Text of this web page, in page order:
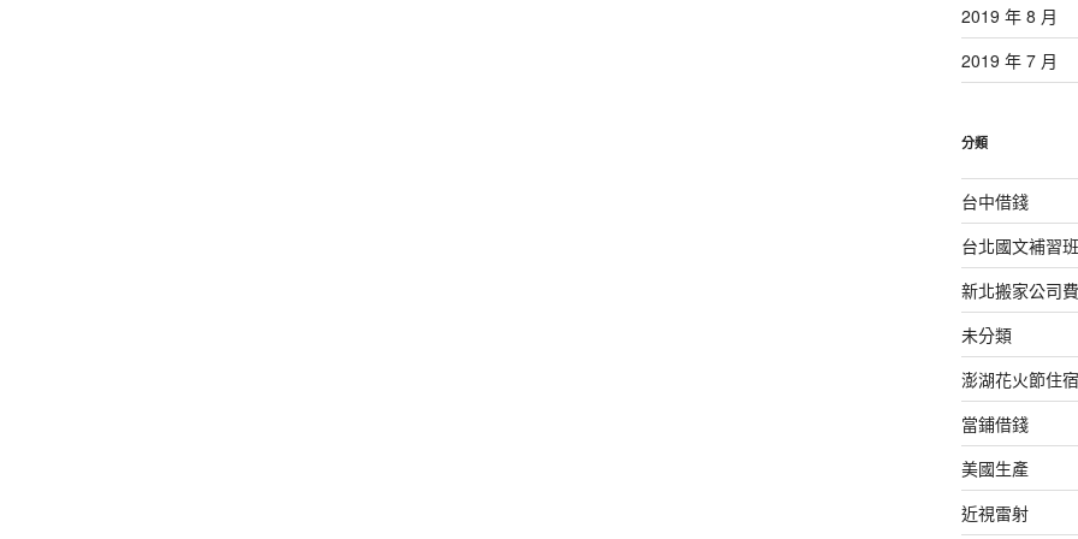
2019 年 8 月
2019 年 7 月
分類
台中借錢
台北國文補習班
新北搬家公司
未分類
澎湖花火節住
當鋪借錢
美國生產
近視雷射